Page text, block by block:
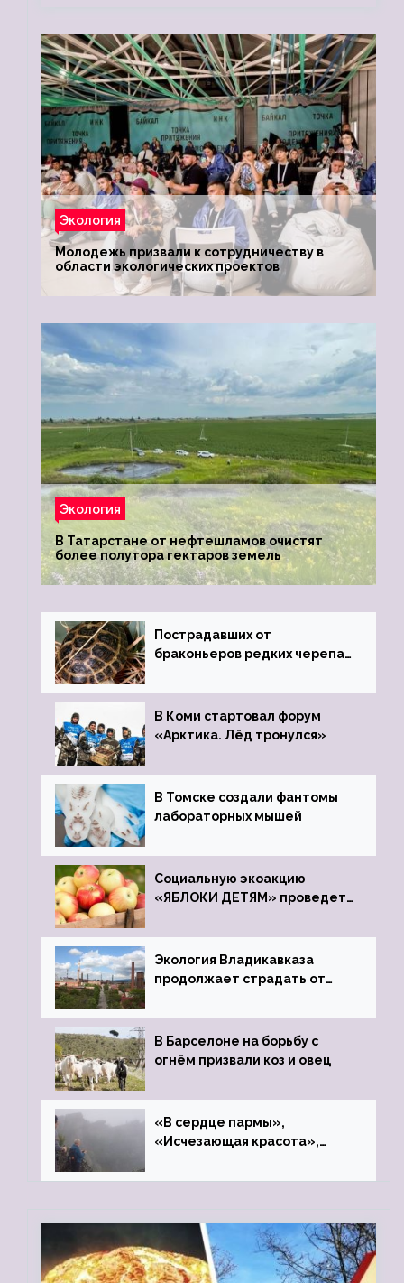
Экология
Молодежь призвали к сотрудничеству в
области экологических проектов
Экология
В Татарстане от нефтешламов очистят
более полутора гектаров земель
Пострадавших от
браконьеров редких черепах
зоопарк
В Коми стартовал форум
«Арктика. Лёд тронулся»
В Томске создали фантомы
лабораторных мышей
Социальную экоакцию
«ЯБЛОКИ ДЕТЯМ» проведет
Экология Владикавказа
продолжает страдать от
В Барселоне на борьбу с
огнём призвали коз и овец
«В сердце пармы»,
«Исчезающая красота»,